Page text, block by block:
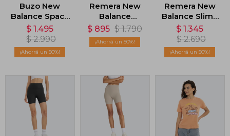
Buzo New
Balance Space
Dye 1/4 Zip -
Gris
$ 1.495
$ 2.990
50
Remera New
Balance
Athletics
Sleeve - Negro
$ 895 $ 1.790
50
Remera New
Balance Slim -
Naranja
$ 1.345
$ 2.690
50